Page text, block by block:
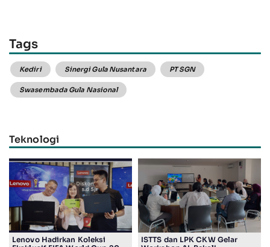
Tags
Kediri Sinergi Gula Nusantara PT SGN
Swasembada Gula Nasional
Teknologi
Lenovo Hadirkan Koleksi
ISTTS dan LPK CKW Gelar